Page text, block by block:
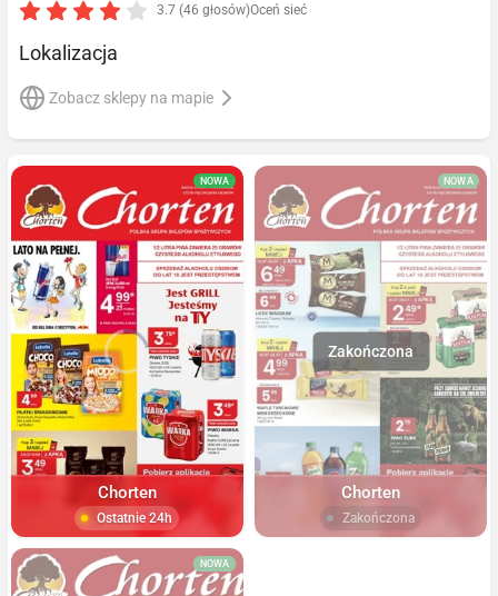
3.7 (46 głosów)Oceń sieć
Lokalizacja
Zobacz sklepy na mapie
NOWA
Chorten
Ostatnie 24h
NOWA
Chorten
Zakończona
NOWA